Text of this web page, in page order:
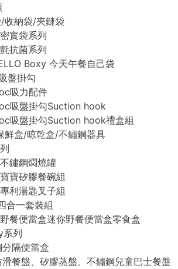
收納袋/夾鏈袋
實袋系列
抗菌系列
Boxy 今天午餐自己袋
盤掛勾
吸力配件
吸盤掛勾Suction hook
吸盤掛勾Suction hook禮盒組
鮮盒/晾乾盒/不鏽鋼器具
鏽鋼燜燒罐
寶矽膠餐碗組
利湯匙叉子組
合一套裝組
餐便當盒迷你野餐便當盒零食盒
系列
隔便當盒
餐盤、矽膠蒸盤、不鏽鋼兒童巴士餐盤